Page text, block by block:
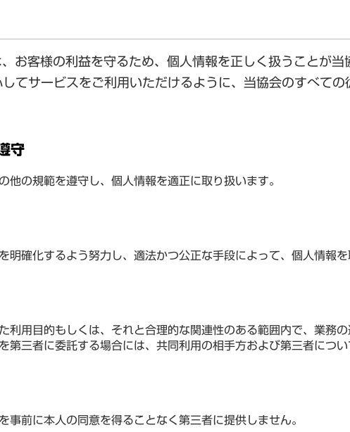
お客様の利益を守るため、個人情報を正しく扱うことが
てサービスをご利用いただけるように、当協会のすべて
守
の規範を遵守し、個人情報を適正に取り扱います。
確化するよう努力し、適法かつ公正な手段によって、個人情報を
用目的もしくは、それと合理的な関連性のある範囲内で、業務
三者に委託する場合には、共同利用の相手方および第三者につ
前に本人の同意を得ることなく第三者に提供しません。